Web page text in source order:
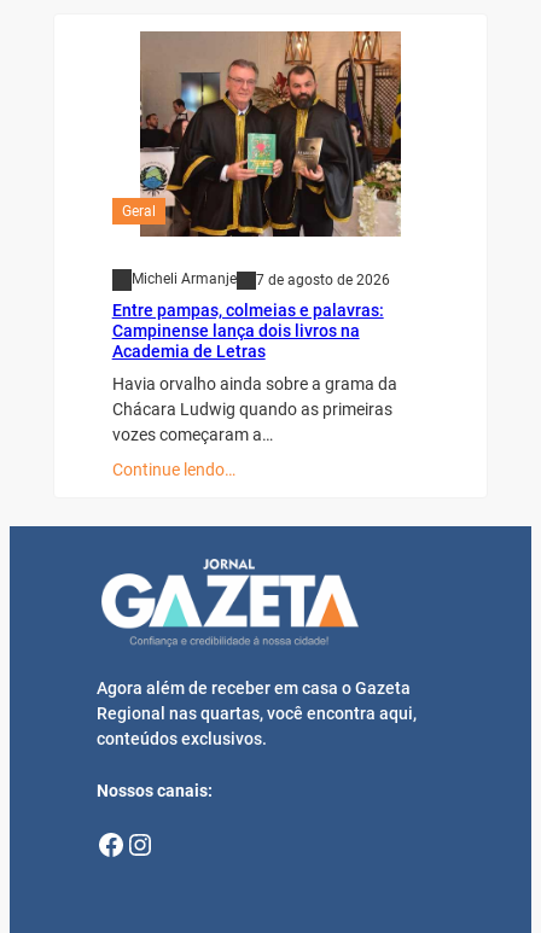
Geral
Micheli Armanje 7 de agosto de 2026
Entre pampas, colmeias e palavras:
Campinense lança dois livros na
Academia de Letras
Havia orvalho ainda sobre a grama da
Chácara Ludwig quando as primeiras
vozes começaram a…
Continue lendo…
Agora além de receber em casa o Gazeta
Regional nas quartas, você encontra aqui,
conteúdos exclusivos.
Nossos canais:
Facebook Instagram